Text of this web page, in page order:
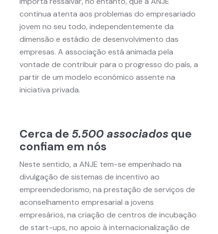
continua atenta aos problemas do empresariado
jovem no seu todo, independentemente da
dimensão e estádio de desenvolvimento das
empresas. A associação está animada pela
vontade de contribuir para o progresso do país, a
partir de um modelo económico assente na
iniciativa privada.
Cerca de 5.500 associados que
confiam em nós
Neste sentido, a ANJE tem-se empenhado na
divulgação de sistemas de incentivo ao
empreendedorismo, na prestação de serviços de
aconselhamento empresarial a jovens
empresários, na criação de centros de incubação
de start-ups, no apoio à internacionalização de